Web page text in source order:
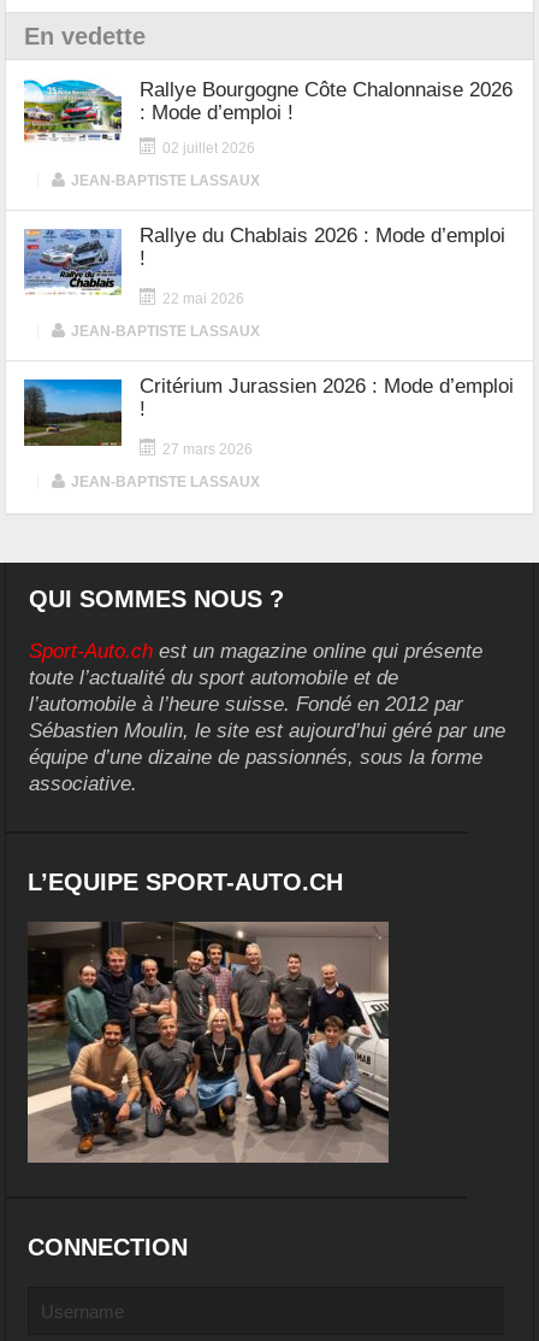
En vedette
Rallye Bourgogne Côte Chalonnaise 2026
: Mode d’emploi !
02 juillet 2026
JEAN-BAPTISTE LASSAUX
Rallye du Chablais 2026 : Mode d’emploi
!
22 mai 2026
JEAN-BAPTISTE LASSAUX
Critérium Jurassien 2026 : Mode d’emploi
!
27 mars 2026
JEAN-BAPTISTE LASSAUX
QUI SOMMES NOUS ?
Sport-Auto.ch est un magazine online qui présente
toute l’actualité du sport automobile et de
l’automobile à l’heure suisse. Fondé en 2012 par
Sébastien Moulin, le site est aujourd’hui géré par une
équipe d’une dizaine de passionnés, sous la forme
associative.
L’EQUIPE SPORT-AUTO.CH
CONNECTION